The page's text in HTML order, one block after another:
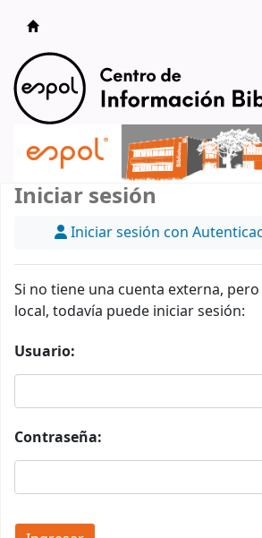
Catálogo en línea
Iniciar sesión
Iniciar sesión con
Si no tiene una cuenta externa,
local, todavía puede iniciar sesión:
Usuario:
Contraseña: